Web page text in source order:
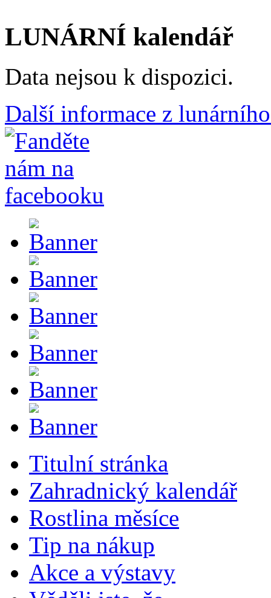
LUNÁRNÍ kalendář
Data nejsou k dispozici.
Další informace z
Titulní stránka
Zahradnický kalendář
Rostlina měsíce
Tip na nákup
Akce a výstavy